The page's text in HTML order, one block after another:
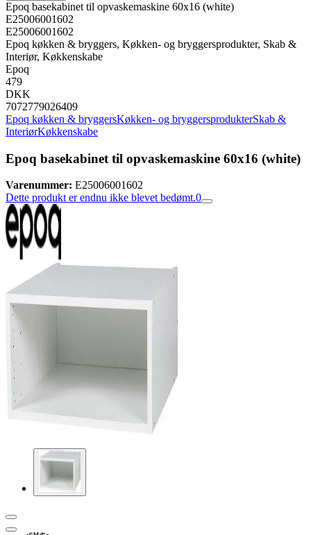
Epoq basekabinet til opvaskemaskine 60x16 (white)
E25006001602
E25006001602
Epoq køkken & bryggers, Køkken- og bryggersprodukter, Skab &
Interiør, Køkkenskabe
Epoq
479
DKK
7072779026409
Epoq køkken & bryggersKøkken- og bryggersprodukterSkab &
InteriørKøkkenskabe
Epoq basekabinet til opvaskemaskine 60x16 (white)
Varenummer: E25006001602
Dette produkt er endnu ikke blevet bedømt.0